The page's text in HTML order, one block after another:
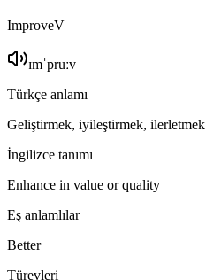
ImproveV
ɪmˈpruːv
Türkçe anlamı
Geliştirmek, iyileştirmek, ilerletmek
İngilizce tanımı
Enhance in value or quality
Eş anlamlılar
Better
Türevleri